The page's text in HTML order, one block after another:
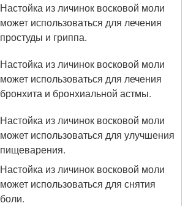
Настойка из личинок восковой моли
может использоваться для лечения
простуды и гриппа.
Настойка из личинок восковой моли
может использоваться для лечения
бронхита и бронхиальной астмы.
Настойка из личинок восковой моли
может использоваться для улучшения
пищеварения.
Настойка из личинок восковой моли
может использоваться для снятия
боли.